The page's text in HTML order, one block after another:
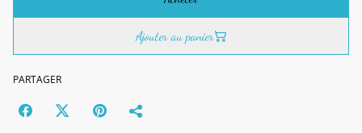
Ajouter au panier
PARTAGER